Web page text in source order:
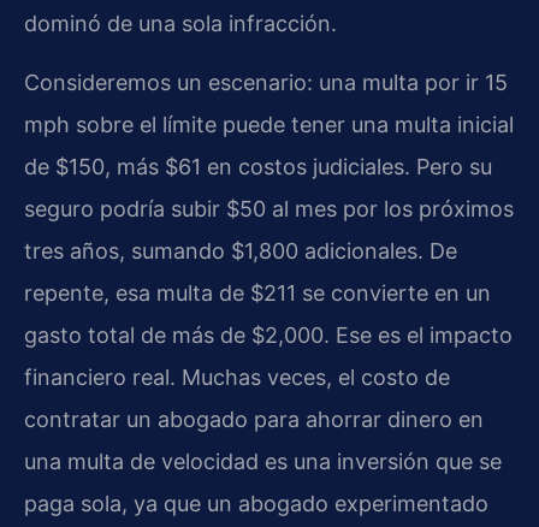
dominó de una sola infracción.
Consideremos un escenario: una multa por ir 15
mph sobre el límite puede tener una multa inicial
de $150, más $61 en costos judiciales. Pero su
seguro podría subir $50 al mes por los próximos
tres años, sumando $1,800 adicionales. De
repente, esa multa de $211 se convierte en un
gasto total de más de $2,000. Ese es el impacto
financiero real. Muchas veces, el costo de
contratar un abogado para ahorrar dinero en
una multa de velocidad es una inversión que se
paga sola, ya que un abogado experimentado